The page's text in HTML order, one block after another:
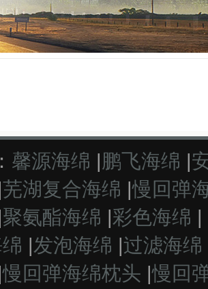
馨源海绵 |鹏飞海绵 |
芜湖复合海绵 |慢回弹
聚氨酯海绵 |彩色海绵 |
|发泡海绵 |过滤海绵
慢回弹海绵枕头 |慢回